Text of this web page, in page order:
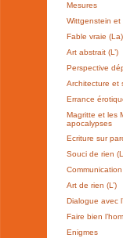
Mesures
Wittgenstein et
Fable vraie (La)
Art abstrait (L’)
Perspective
Architecture et
Errance
Magritte et les
apocalypses
Ecriture sur
Souci de rien
Art de rien (L’)
Dialogue avec
Faire bien
Enigmes